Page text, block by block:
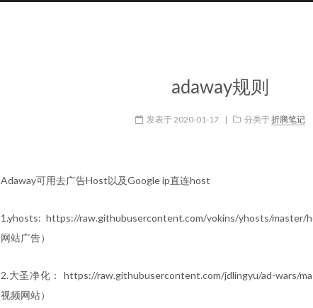
adaway规则
发表于2020-01-17 | 分类于折腾笔记
Adaway可用去广告Host以及Google ip直连host
1.yhosts: https://raw.githubusercontent.com/vokins/yhosts/master/
网站广告）
2.大圣净化： https://raw.githubusercontent.com/jdlingyu/ad-wars/
视频网站）